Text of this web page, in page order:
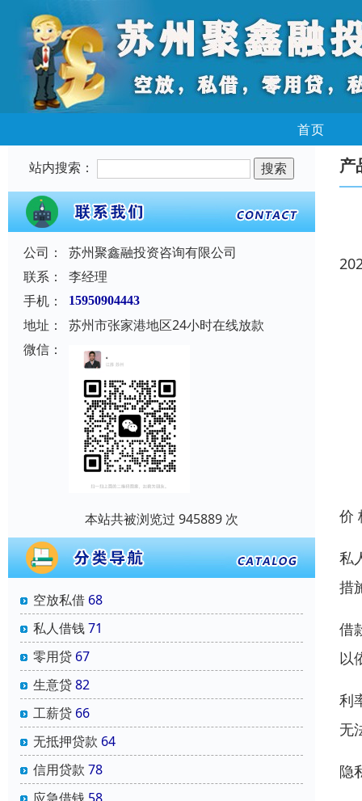
首页
站内搜索：
公司：
苏州聚鑫融投资咨询有限公司
联系：
李经理
手机：
15950904443
地址：
苏州市张家港地区24小时在线放款
微信：
本站共被浏览过 945889 次
空放私借 68
私人借钱71
零用贷 67
生意贷82
工薪贷 66
无抵押贷款 64
信用贷款 78
产
价
私
措
借
以
利
无
隐